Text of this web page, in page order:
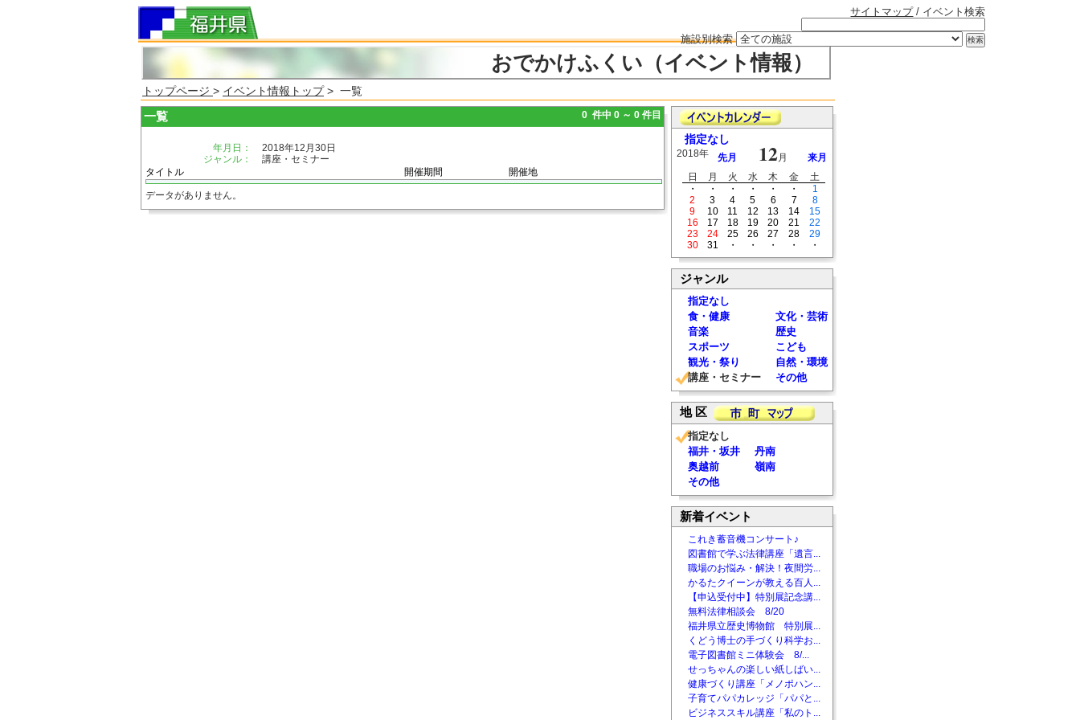
サイトマップ/ イベント検索
施設別検索
おでかけふくい（イベント情報）
トップページ > イベント情報トップ> 一覧
一覧 0 件中 0 ～ 0 件目
年月日：
2018年12月30日
ジャンル：
講座・セミナー
タイトル
開催期間 開催地
データがありません。
指定なし
2018年 先月 12月
来月
日
月 火 水 木 金
土
・
・ ・ ・ ・ ・
1
2
3 4 5 6 7
8
9
10 11 12 13 14
15
16
17 18 19 20 21
22
23
24 25 26 27 28
29
30
31 ・ ・ ・ ・ ・
ジャンル
指定なし
食・健康
文化・芸術
音楽
歴史
スポーツ
こども
観光・祭り
自然・環境
講座・セミナー
その他
地 区
指定なし
福井・坂井
丹南
奥越前
嶺南
その他
新着イベント
これき蓄音機コンサート♪
図書館で学ぶ法律講座「遺言...
職場のお悩み・解決！夜間労...
かるたクイーンが教える百人...
【申込受付中】特別展記念講...
無料法律相談会 8/20
福井県立歴史博物館 特別展...
くどう博士の手づくり科学お...
電子図書館ミニ体験会 8/...
せっちゃんの楽しい紙しばい...
健康づくり講座「メノポハン...
子育てパパカレッジ「パパと...
ビジネススキル講座「私のト...